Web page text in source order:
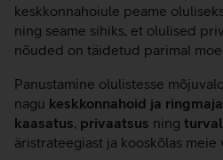
keskkonnahoiule peame
ning seame sihiks, et olulised
nõuded on täidetud parimal
Panustamine olulistesse
nagu keskkonnahoid ja
kaasatus, privaatsus ning
äristrateegiast ja kooskõlas meie